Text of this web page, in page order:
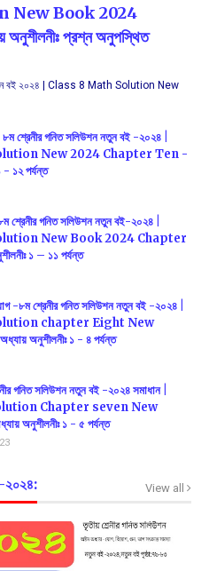
New Book 2024
প্রশ্ন অনুপস্থিত
নতুন বই ২০২৪ | Class 8 Math Solution New
শ্রেনীর গনিত সলিউশন নতুন বই -২০২৪ |
New 2024 Chapter Ten -
- ১২ পর্যন্ত
শ্রেনীর গনিত সলিউশন নতুন বই-২০২৪ |
New Book 2024 Chapter
১ – ১১ পর্যন্ত
-৮ম শ্রেনীর গনিত সলিউশন নতুন বই -২০২৪ |
chapter Eight New
অনুশীলনীঃ ১ - ৪ পর্যন্ত
গনিত সলিউশন নতুন বই -২০২৪ সমাধান |
Chapter seven New
অনুশীলনীঃ ১ - ৫ পর্যন্ত
২০২৪: View all